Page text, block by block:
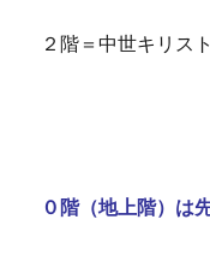
２階＝中世キリス
０階（地上階）は